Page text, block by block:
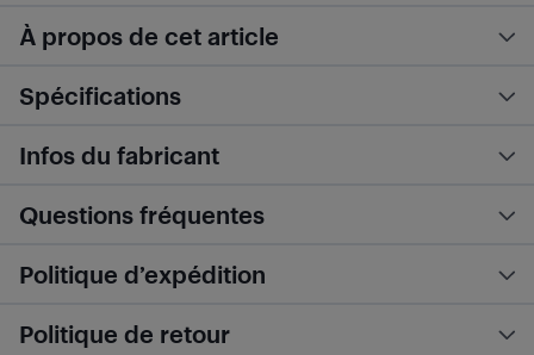
À propos de cet article
Spécifications
Infos du fabricant
Questions fréquentes
Politique d’expédition
Politique de retour